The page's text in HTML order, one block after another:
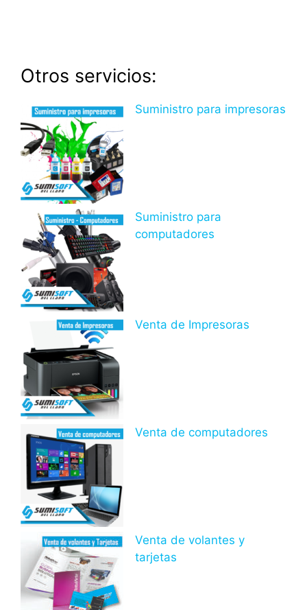
Otros servicios:
Suministro para impresoras
Suministro para
computadores
Venta de Impresoras
Venta de computadores
Venta de volantes y
tarjetas